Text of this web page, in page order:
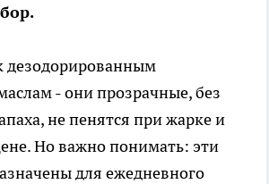
- они прозрачные, без
не пенятся при жарке и
Но важно понимать: эти
для ежедневного